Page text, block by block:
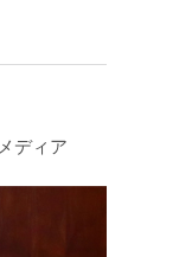
メディア